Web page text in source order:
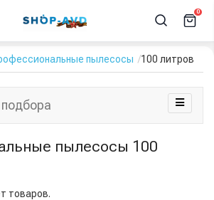
0
пылесосы 100 литров
пылесосы 100
товаров.